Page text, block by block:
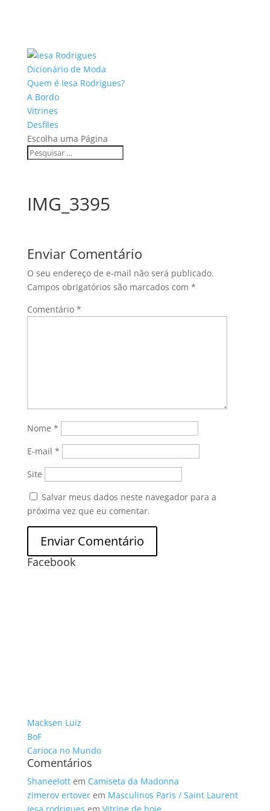
Dicionário de Moda
Quem é Iesa Rodrigues?
A Bordo
Vitrines
Desfiles
Escolha uma Página
IMG_3395
Enviar Comentário
O seu endereço de e-mail não será publicado.
Campos obrigatórios são marcados com *
Comentário *
Nome *
E-mail *
Site
Salvar meus dados neste navegador para a
próxima vez que eu comentar.
Facebook
Macksen Luiz
BoF
Carioca no Mundo
Comentários
Shaneelottem Camiseta da Madonna
zimerov ertoverem Masculinos Paris / Saint Laurent